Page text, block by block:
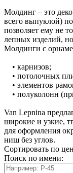
Молдинг – это
всего выпуклой)
позволяет ему не
лепных изделий,
Молдинги с
• карнизов;
• потолочных
• элементов
• полуколонн
Van Lepnina
широкие и узкие,
для оформления
ниш без углов.
Сортировать по
Поиск по имени: